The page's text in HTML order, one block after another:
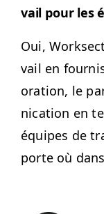
vail pour les
Oui,
vail en
o­ra­tion, le
ni­ca­tion en
équipes de
porte où